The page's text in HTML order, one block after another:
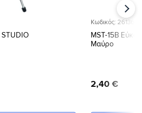
Κωδικός: 26136
MST-15B
Μαύρο
2,40 €